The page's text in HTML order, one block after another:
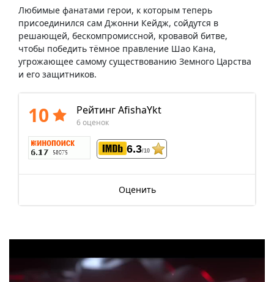
Любимые фанатами герои, к которым теперь
присоединился сам Джонни Кейдж, сойдутся в
решающей, бескомпромиссной, кровавой битве,
чтобы победить тёмное правление Шао Кана,
угрожающее самому существованию Земного Царства
и его защитников.​
10 Рейтинг AfishaYkt
6 оценок
6.3/10
Оценить